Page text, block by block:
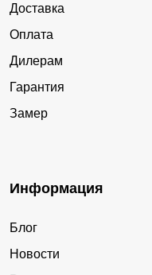
Доставка
Оплата
Дилерам
Гарантия
Замер
Информация
Блог
Новости